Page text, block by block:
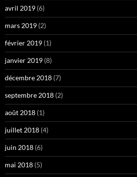
avril 2019 (6)
mars 2019 (2)
février 2019 (1)
janvier 2019 (8)
décembre 2018 (7)
septembre 2018 (2)
août 2018 (1)
juillet 2018 (4)
juin 2018 (6)
mai 2018 (5)